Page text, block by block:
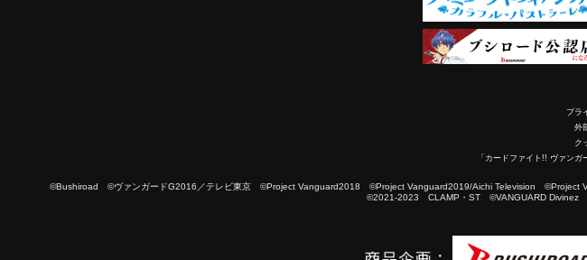
プラ
外
ク
「カードファイト!! ヴァン
©Bushiroad ©ヴァンガードG2016／テレビ東京 ©Project Vanguard2018 ©Project Vanguard2019/Aichi Television
©2021-2023 CLAMP・ST ©VANGUARD Divinez